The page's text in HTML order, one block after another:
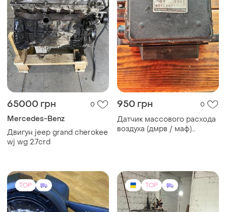
65000 грн 0
Mercedes-Benz
Двигун jeep grand cherokee
wj wg 2.7crd
950 грн 0
Датчик массового расхода
воздуха (дмрв / маф)
TOP TOP